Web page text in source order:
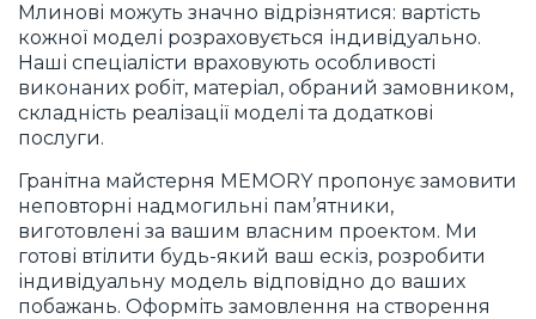
Млинові можуть значно відрізнятися: вартість
кожної моделі розраховується індивідуально.
Наші спеціалісти враховують особливості
виконаних робіт, матеріал, обраний замовником,
складність реалізації моделі та додаткові
послуги.
Гранітна майстерня MEMORY пропонує замовити
неповторні надмогильні пам’ятники,
виготовлені за вашим власним проектом. Ми
готові втілити будь-який ваш ескіз, розробити
індивідуальну модель відповідно до ваших
побажань. Оформіть замовлення на створення